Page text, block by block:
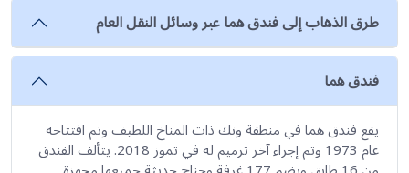
طرق الذهاب إلىفندق هماعبر وسائل النقل العام
فندق هما
يقع فندق هما في منطقة ونك ذات المناخ اللطيف وتم افتتاحه
عام 1973 وتم إجراء آخر ترميم له في تموز 2018. يتألف الفندق